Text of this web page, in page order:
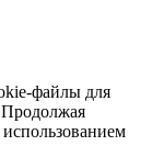
файлы для
Продолжая
использованием